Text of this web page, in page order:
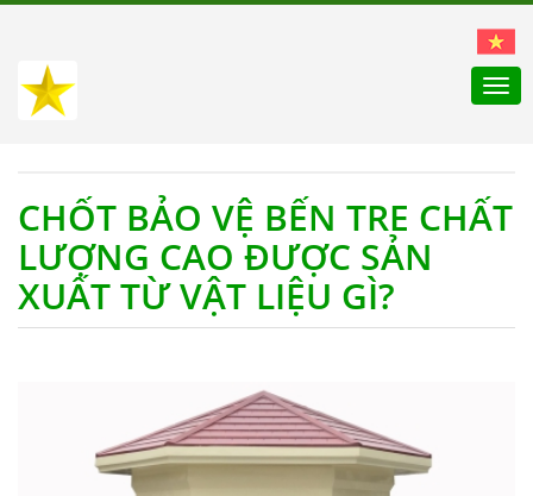
CHỐT BẢO VỆ BẾN TRE CHẤT
LƯỢNG CAO ĐƯỢC SẢN
XUẤT TỪ VẬT LIỆU GÌ?